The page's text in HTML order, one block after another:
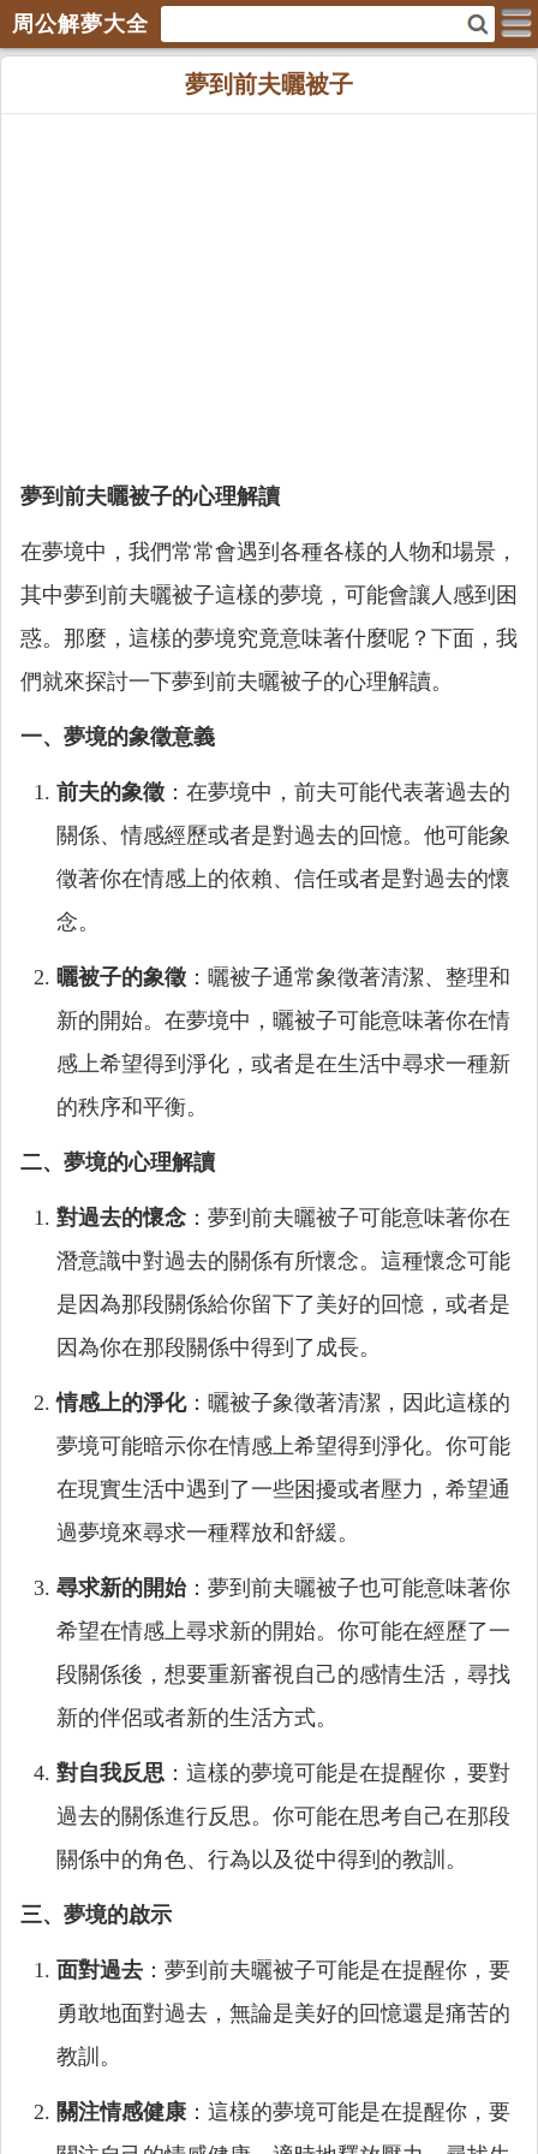
周公解夢大全
夢到前夫曬被子
夢到前夫曬被子的心理解讀
在夢境中，我們常常會遇到各種各樣的人物和場景，
其中夢到前夫曬被子這樣的夢境，可能會讓人感到困
惑。那麼，這樣的夢境究竟意味著什麼呢？下面，我
們就來探討一下夢到前夫曬被子的心理解讀。
一、夢境的象徵意義
前夫的象徵 ：在夢境中，前夫可能代表著過去的
關係、情感經歷或者是對過去的回憶。他可能象
徵著你在情感上的依賴、信任或者是對過去的懷
念。
曬被子的象徵 ：曬被子通常象徵著清潔、整理和
新的開始。在夢境中，曬被子可能意味著你在情
感上希望得到淨化，或者是在生活中尋求一種新
的秩序和平衡。
二、夢境的心理解讀
對過去的懷念 ：夢到前夫曬被子可能意味著你在
潛意識中對過去的關係有所懷念。這種懷念可能
是因為那段關係給你留下了美好的回憶，或者是
因為你在那段關係中得到了成長。
情感上的淨化：曬被子象徵著清潔，因此這樣的
夢境可能暗示你在情感上希望得到淨化。你可能
在現實生活中遇到了一些困擾或者壓力，希望通
過夢境來尋求一種釋放和舒緩。
尋求新的開始：夢到前夫曬被子也可能意味著你
希望在情感上尋求新的開始。你可能在經歷了一
段關係後，想要重新審視自己的感情生活，尋找
新的伴侶或者新的生活方式。
對自我反思 ：這樣的夢境可能是在提醒你，要對
過去的關係進行反思。你可能在思考自己在那段
關係中的角色、行為以及從中得到的教訓。
三、夢境的啟示
面對過去 ：夢到前夫曬被子可能是在提醒你，要
勇敢地面對過去，無論是美好的回憶還是痛苦的
教訓。
關注情感健康：這樣的夢境可能是在提醒你，要